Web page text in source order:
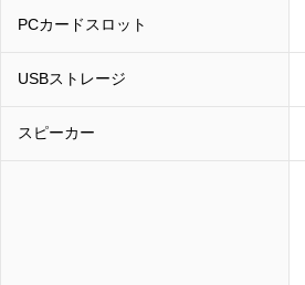
PCカードスロット
USBストレージ
スピーカー